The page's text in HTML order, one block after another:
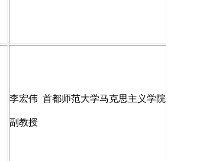
李宏伟 首都师范大学马克思主义学院
副教授